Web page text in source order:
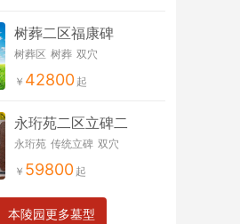
树葬二区福康碑
树葬区 树葬 双穴
42800
永珩苑二区立碑二
永珩苑 传统立碑 双穴
59800
本陵园更多墓型